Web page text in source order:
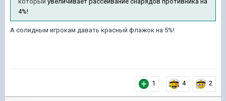
4%!
А солидным игрокам давать красный флажок на 5%!
1 4 2